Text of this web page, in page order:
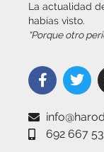
La actualidad
habías visto.
“Porque otro
692 667